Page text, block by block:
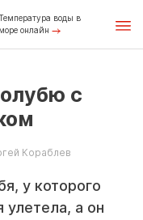
воды в
море онлайн
с
Кораблев
у которого
а он